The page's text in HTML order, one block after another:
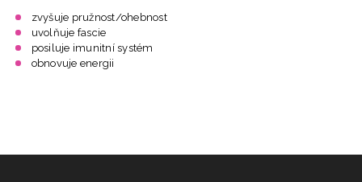
zvyšuje pružnost/ohebnost
uvolňuje fascie
posiluje imunitní systém
obnovuje energii